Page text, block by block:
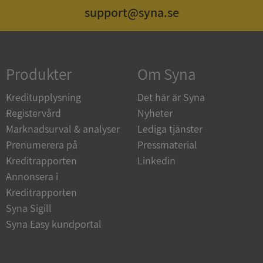
support@syna.se
Produkter
Kreditupplysning
Registervård
Marknadsurval & analyser
Prenumerera på
Kreditrapporten
Annonsera i
Kreditrapporten
Syna Sigill
Syna Easy kundportal
Om Syna
Det här är Syna
Nyheter
Lediga tjänster
Pressmaterial
Linkedin
Strikt nödvändiga kakor tillåter
kärnwebbplatsfunktioner som användarinloggning
och kontohantering. Webbplatsen kan inte
användas ordentligt utan strikt nödvändiga cookies.
Namn
Leverantör
Domän
Microsoft
Corporation